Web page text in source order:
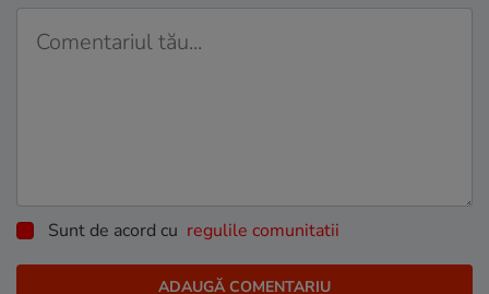
Sunt de acord cu regulile comunitatii